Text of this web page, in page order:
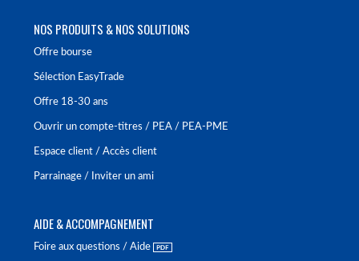
NOS PRODUITS & NOS SOLUTIONS
Offre bourse
Sélection EasyTrade
Offre 18-30 ans
Ouvrir un compte-titres / PEA / PEA-PME
Espace client / Accès client
Parrainage / Inviter un ami
AIDE & ACCOMPAGNEMENT
Foire aux questions / Aide